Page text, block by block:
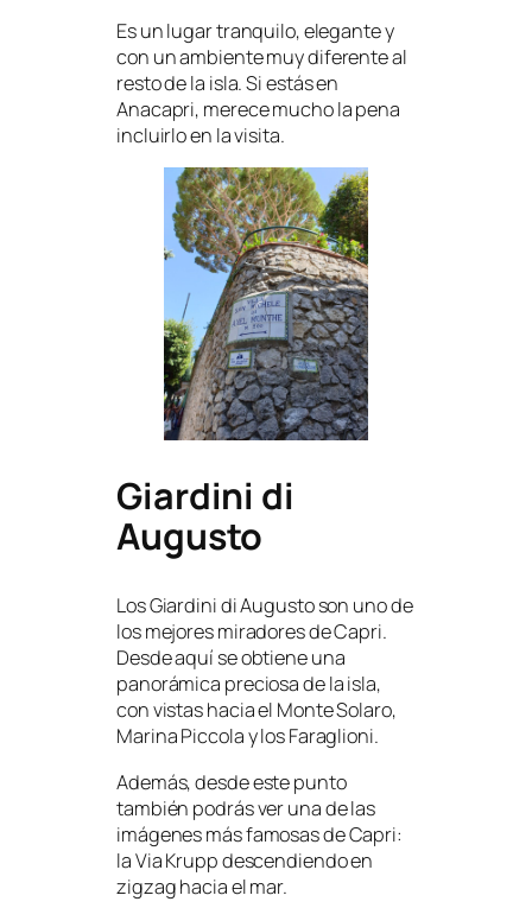
Es un lugar tranquilo, elegante y
con un ambiente muy diferente al
resto de la isla. Si estás en
Anacapri, merece mucho la pena
incluirlo en la visita.
Giardini di
Augusto
Los Giardini di Augusto son uno de
los mejores miradores de Capri.
Desde aquí se obtiene una
panorámica preciosa de la isla,
con vistas hacia el Monte Solaro,
Marina Piccola y los Faraglioni.
Además, desde este punto
también podrás ver una de las
imágenes más famosas de Capri:
la Via Krupp descendiendo en
zigzag hacia el mar.